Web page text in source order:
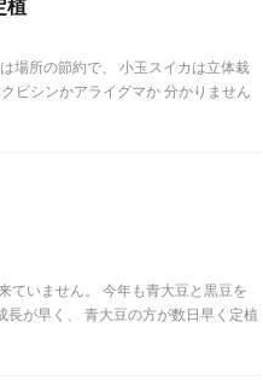
植
場所の節約で、 小玉スイカは立体栽
ビシンかアライグマか 分かりません
ていません。 今年も青大豆と黒豆を
が早く、 青大豆の方が数日早く定植